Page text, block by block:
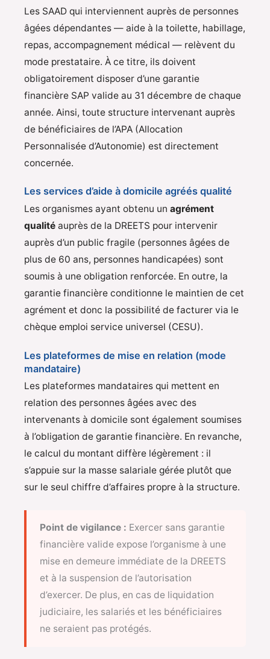
Les SAAD qui interviennent auprès de personnes
âgées dépendantes — aide à la toilette, habillage,
repas, accompagnement médical — relèvent du
mode prestataire. À ce titre, ils doivent
obligatoirement disposer d’une garantie
financière SAP valide au 31 décembre de chaque
année. Ainsi, toute structure intervenant auprès
de bénéficiaires de l’APA (Allocation
Personnalisée d’Autonomie) est directement
concernée.
Les services d’aide à domicile agréés qualité
Les organismes ayant obtenu un agrément
qualité auprès de la DREETS pour intervenir
auprès d’un public fragile (personnes âgées de
plus de 60 ans, personnes handicapées) sont
soumis à une obligation renforcée. En outre, la
garantie financière conditionne le maintien de cet
agrément et donc la possibilité de facturer via le
chèque emploi service universel (CESU).
Les plateformes de mise en relation (mode
mandataire)
Les plateformes mandataires qui mettent en
relation des personnes âgées avec des
intervenants à domicile sont également soumises
à l’obligation de garantie financière. En revanche,
le calcul du montant diffère légèrement : il
s’appuie sur la masse salariale gérée plutôt que
sur le seul chiffre d’affaires propre à la structure.
Point de vigilance : Exercer sans garantie
financière valide expose l’organisme à une
mise en demeure immédiate de la DREETS
et à la suspension de l’autorisation
d’exercer. De plus, en cas de liquidation
judiciaire, les salariés et les bénéficiaires
ne seraient pas protégés.